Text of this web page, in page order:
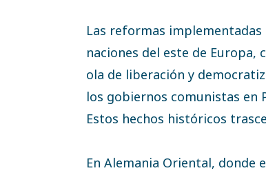
Las reformas
naciones del este de Europa,
ola de liberación y
los gobiernos comunistas en
Estos hechos históricos
En Alemania Oriental,